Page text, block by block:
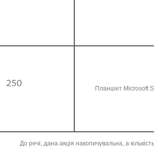
Планшет Microsoft
До речі, дана акція накопичувальна, а